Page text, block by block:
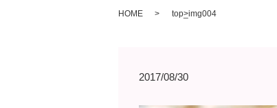
HOME top_img004
2017/08/30